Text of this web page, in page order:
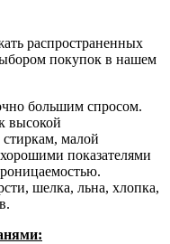
распространенных
покупок в нашем
большим спросом.
высокой
стиркам, малой
показателями
шелка, льна, хлопка,